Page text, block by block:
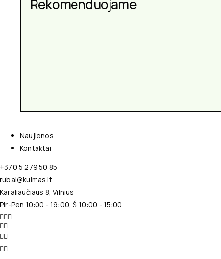
Rekomenduojame
Naujienos
Kontaktai
+370 5 279 50 85
rubai@kulmas.lt
Karaliaučiaus 8, Vilnius
Pir-Pen 10:00 - 19:00, Š 10:00 - 15:00